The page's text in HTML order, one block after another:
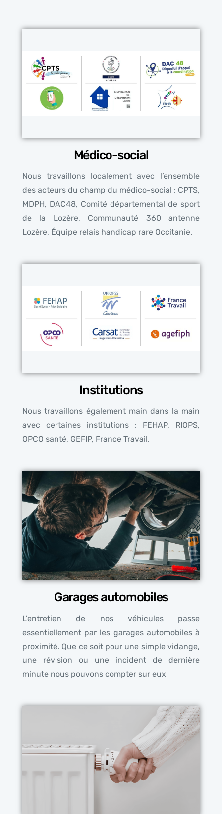
Médico-social
Nous travaillons localement avec l’ensemble
des acteurs du champ du médico-social : CPTS,
MDPH, DAC48, Comité départemental de sport
de la Lozère, Communauté 360 antenne
Lozère, Équipe relais handicap rare Occitanie.
Institutions
Nous travaillons également main dans la main
avec certaines institutions : FEHAP, RIOPS,
OPCO santé, GEFIP, France Travail.
Garages automobiles
L’entretien de nos véhicules passe
essentiellement par les garages automobiles à
proximité. Que ce soit pour une simple vidange,
une révision ou une incident de dernière
minute nous pouvons compter sur eux.